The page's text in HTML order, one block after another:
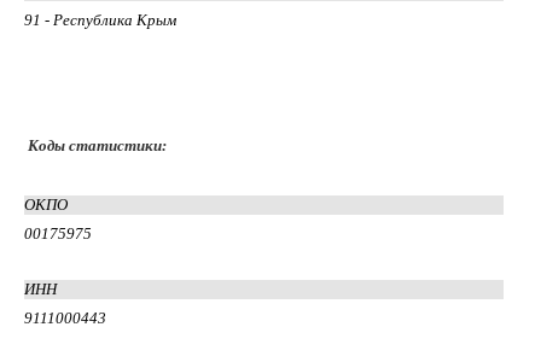
91 - Республика Крым
Коды статистики:
ОКПО
00175975
ИНН
9111000443